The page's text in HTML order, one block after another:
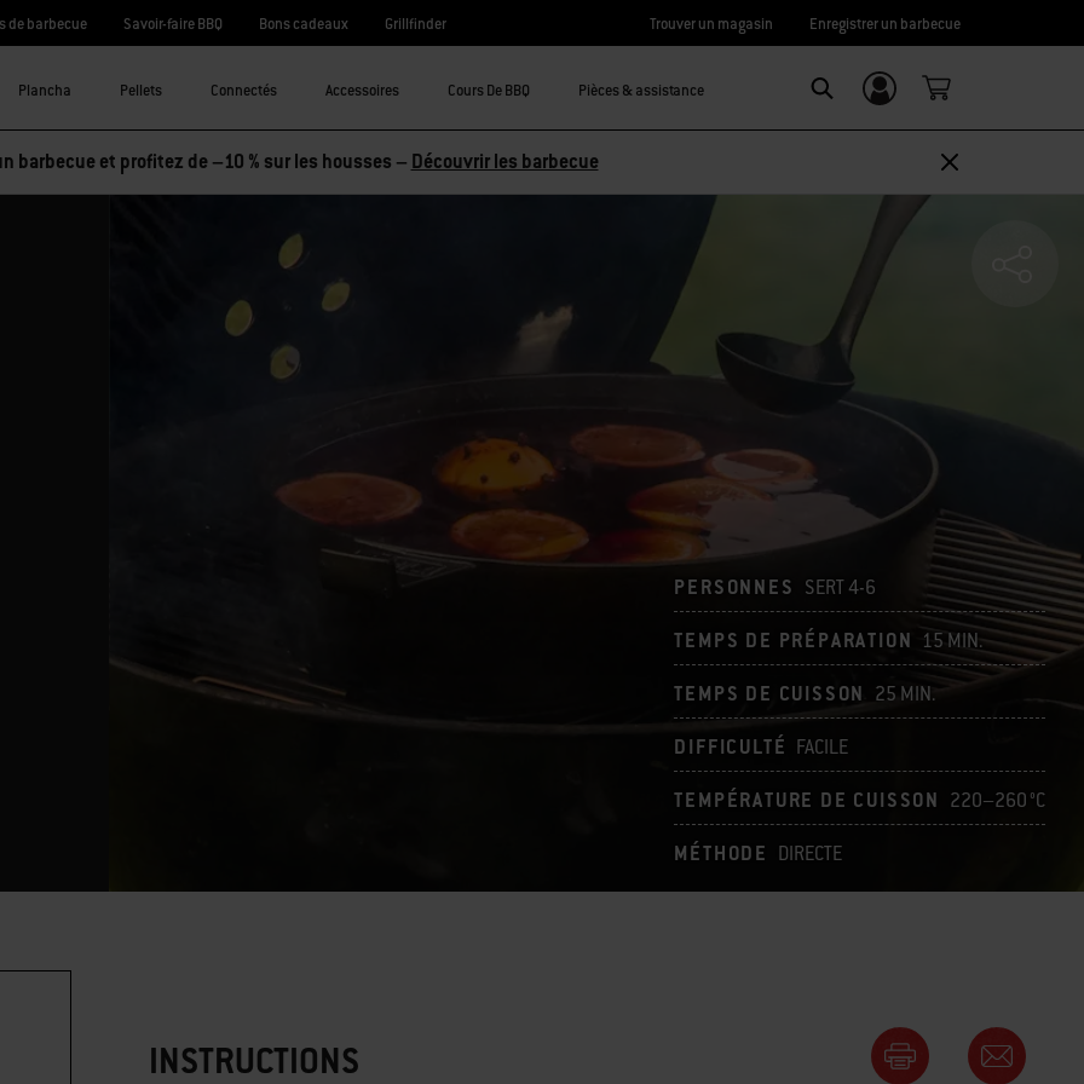
de barbecue Savoir-faire BBQ Bons cadeaux Grillfinder Trouver un magasin Enregistrer un barbecue
Plancha Pellets Connectés Accessoires Cours De BBQ Pièces & assistance
Se connecter/
S’inscrire
barbecue et profitez de –10 % sur les housses – Découvrir les barbecue
PERSONNES SERT 4-6
TEMPS DE PRÉPARATION 15 MIN.
TEMPS DE CUISSON 25 MIN.
DIFFICULTÉ FACILE
TEMPÉRATURE DE CUISSON 220–260 °C
MÉTHODE DIRECTE
INSTRUCTIONS